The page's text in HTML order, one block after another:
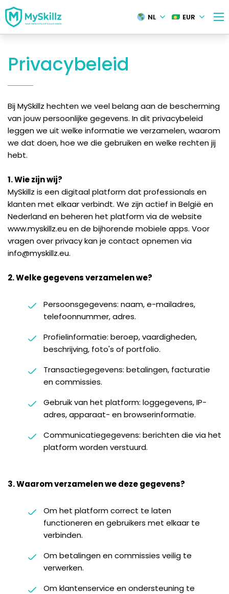
NL EUR
Privacybeleid
Bij MySkillz hechten we veel belang aan de bescherming
van jouw persoonlijke gegevens. In dit privacybeleid
leggen we uit welke informatie we verzamelen, waarom
we dat doen, hoe we die gebruiken en welke rechten jij
hebt.
1. Wie zijn wij?
MySkillz is een digitaal platform dat professionals en
klanten met elkaar verbindt. We zijn actief in België en
Nederland en beheren het platform via de website
www.myskillz.eu en de bijhorende mobiele apps. Voor
vragen over privacy kan je contact opnemen via
info@myskillz.eu.
2. Welke gegevens verzamelen we?
Persoonsgegevens: naam, e-mailadres,
telefoonnummer, adres.
Profielinformatie: beroep, vaardigheden,
beschrijving, foto's of portfolio.
Transactiegegevens: betalingen, facturatie
en commissies.
Gebruik van het platform: loggegevens, IP-
adres, apparaat- en browserinformatie.
Communicatiegegevens: berichten die via het
platform worden verstuurd.
3. Waarom verzamelen we deze gegevens?
Om het platform correct te laten
functioneren en gebruikers met elkaar te
verbinden.
Om betalingen en commissies veilig te
verwerken.
Om klantenservice en ondersteuning te